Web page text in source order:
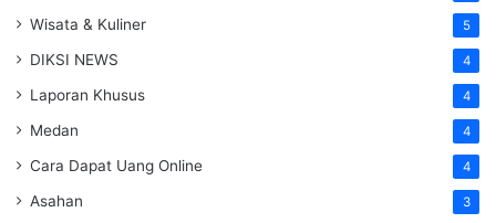
Wisata & Kuliner 5
DIKSI NEWS 4
Laporan Khusus 4
Medan 4
Cara Dapat Uang Online 4
Asahan 3